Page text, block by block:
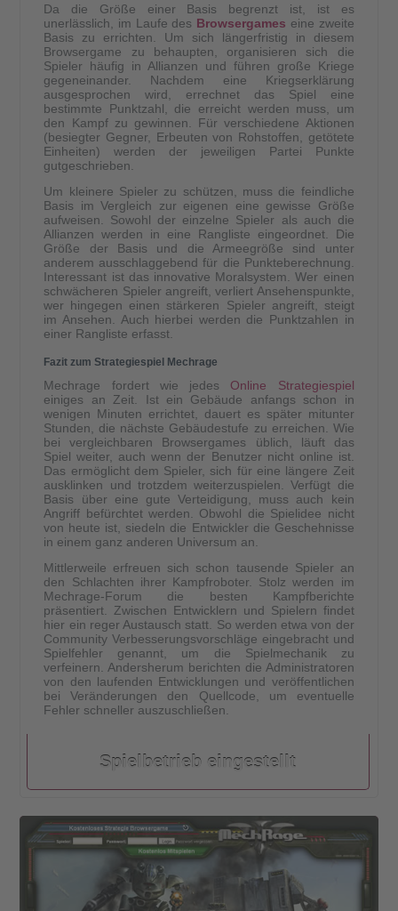
Da die Größe einer Basis begrenzt ist, ist es
unerlässlich, im Laufe des Browsergames eine zweite
Basis zu errichten. Um sich längerfristig in diesem
Browsergame zu behaupten, organisieren sich die
Spieler häufig in Allianzen und führen große Kriege
gegeneinander. Nachdem eine Kriegserklärung
ausgesprochen wird, errechnet das Spiel eine
bestimmte Punktzahl, die erreicht werden muss, um
den Kampf zu gewinnen. Für verschiedene Aktionen
(besiegter Gegner, Erbeuten von Rohstoffen, getötete
Einheiten) werden der jeweiligen Partei Punkte
gutgeschrieben.
Um kleinere Spieler zu schützen, muss die feindliche
Basis im Vergleich zur eigenen eine gewisse Größe
aufweisen. Sowohl der einzelne Spieler als auch die
Allianzen werden in eine Rangliste eingeordnet. Die
Größe der Basis und die Armeegröße sind unter
anderem ausschlaggebend für die Punkteberechnung.
Interessant ist das innovative Moralsystem. Wer einen
schwächeren Spieler angreift, verliert Ansehenspunkte,
wer hingegen einen stärkeren Spieler angreift, steigt
im Ansehen. Auch hierbei werden die Punktzahlen in
einer Rangliste erfasst.
Fazit zum Strategiespiel Mechrage
Mechrage fordert wie jedes Online Strategiespiel
einiges an Zeit. Ist ein Gebäude anfangs schon in
wenigen Minuten errichtet, dauert es später mitunter
Stunden, die nächste Gebäudestufe zu erreichen. Wie
bei vergleichbaren Browsergames üblich, läuft das
Spiel weiter, auch wenn der Benutzer nicht online ist.
Das ermöglicht dem Spieler, sich für eine längere Zeit
ausklinken und trotzdem weiterzuspielen. Verfügt die
Basis über eine gute Verteidigung, muss auch kein
Angriff befürchtet werden. Obwohl die Spielidee nicht
von heute ist, siedeln die Entwickler die Geschehnisse
in einem ganz anderen Universum an.
Mittlerweile erfreuen sich schon tausende Spieler an
den Schlachten ihrer Kampfroboter. Stolz werden im
Mechrage-Forum die besten Kampfberichte
präsentiert. Zwischen Entwicklern und Spielern findet
hier ein reger Austausch statt. So werden etwa von der
Community Verbesserungsvorschläge eingebracht und
Spielfehler genannt, um die Spielmechanik zu
verfeinern. Andersherum berichten die Administratoren
von den laufenden Entwicklungen und veröffentlichen
bei Veränderungen den Quellcode, um eventuelle
Fehler schneller auszuschließen.
Spielbetrieb eingestellt